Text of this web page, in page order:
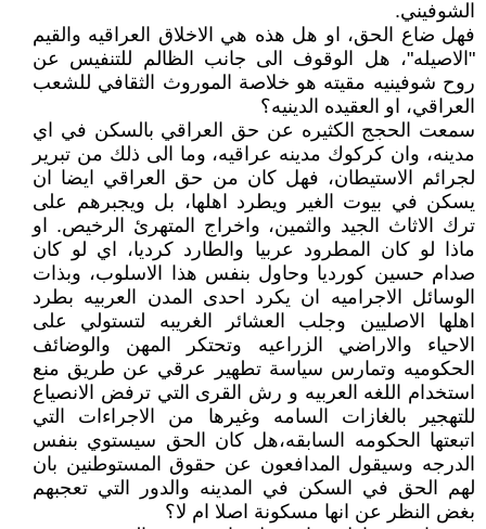
الشوفيني.
فهل ضاع الحق، او هل هذه هي الاخلاق العراقيه والقيم
"الاصيله"، هل الوقوف الى جانب الظالم للتنفيس عن
روح شوفينيه مقيته هو خلاصة الموروث الثقافي للشعب
العراقي، او العقيده الدينيه؟
سمعت الحجج الكثيره عن حق العراقي بالسكن في اي
مدينه، وان كركوك مدينه عراقيه، وما الى ذلك من تبرير
لجرائم الاستيطان، فهل كان من حق العراقي ايضا ان
يسكن في بيوت الغير ويطرد اهلها، بل ويجبرهم على
ترك الاثاث الجيد والثمين، واخراج المتهرئ الرخيص. او
ماذا لو كان المطرود عربيا والطارد كرديا، اي لو كان
صدام حسين كورديا وحاول بنفس هذا الاسلوب، وبذات
الوسائل الاجراميه ان يكرد احدى المدن العربيه بطرد
اهلها الاصليين وجلب العشائر الغريبه لتستولي على
الاحياء والاراضي الزراعيه وتحتكر المهن والوضائف
الحكوميه وتمارس سياسة تطهير عرقي عن طريق منع
استخدام اللغه العربيه و رش القرى التي ترفض الانصياع
للتهجير بالغازات السامه وغيرها من الاجراءات التي
اتبعتها الحكومه السابقه،هل كان الحق سيستوي بنفس
الدرجه وسيقول المدافعون عن حقوق المستوطنين بان
لهم الحق في السكن في المدينه والدور التي تعجبهم
بغض النظر عن انها مسكونة اصلا ام لا؟